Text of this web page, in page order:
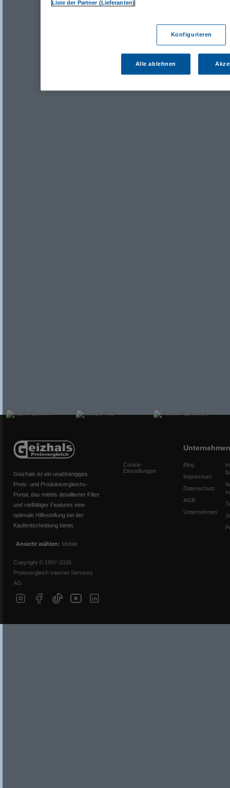
Geizhals ist ein unabhängiges
Preis- und Produktvergleichs-
Portal, das mittels detaillierter Filter
und vielfältiger Features eine
optimale Hilfestellung bei der
Kaufentscheidung bietet.
Ansicht wählen: Mobile
Copyright © 1997-2026
Preisvergleich Internet Services
AG
Cookie-
Einstellungen
Unternehmen
Blog
Impressum
Datenschutz
AGB
Unternehmen
Liste der Partner (Lieferanten)
Konfigurieren
Alle ablehnen